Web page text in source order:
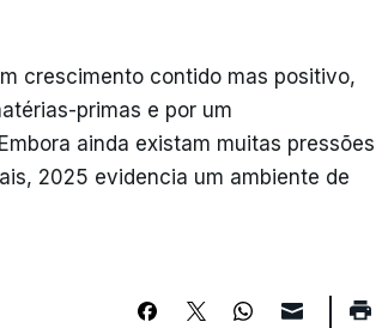
crescimento contido mas positivo,
primas e por um
ainda existam muitas pressões
2025 evidencia um ambiente de